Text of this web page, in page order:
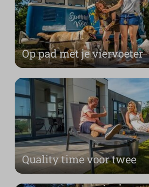
Op pad met je viervoeter
Quality time voor twee